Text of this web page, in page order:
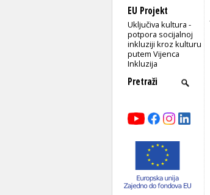
EU Projekt
Uključiva kultura -
potpora socijalnoj
inkluziji kroz kulturu
putem Vijenca
Inkluzija